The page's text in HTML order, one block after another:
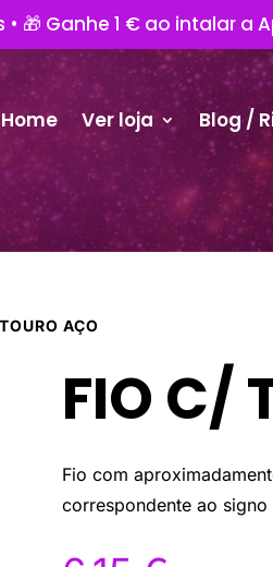
🎁 Ganhe 1 € ao intalar a
Home Ver loja Blog /
AÇO
FIO C/
Fio com
correspondente ao signo